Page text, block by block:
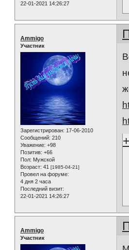
22-01-2021 14:26:27
Ammigo
Участник
Зарегистрирован: 17-06-2010
Сообщений: 210
Уважение: +98
Позитив: +66
Пол: Мужской
Возраст: 41 [1985-04-21]
Провел на форуме:
4 дня 2 часа
Последний визит:
22-01-2021 14:26:27
Ammigo
Участник